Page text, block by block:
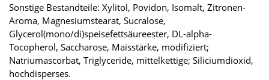
Sonstige Bestandteile: Xylitol, Povidon, Isomalt, Zitronen-
Aroma, Magnesiumstearat, Sucralose,
Glycerol(mono/di)speisefettsäureester, DL-alpha-
Tocopherol, Saccharose, Maisstärke, modifiziert;
Natriumascorbat, Triglyceride, mittelkettige; Siliciumdioxid,
hochdisperses.